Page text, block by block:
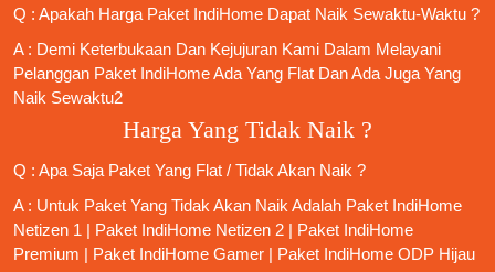
Q : Apakah Harga Paket IndiHome Dapat Naik Sewaktu-Waktu ?
A : Demi Keterbukaan Dan Kejujuran Kami Dalam Melayani
Pelanggan Paket IndiHome Ada Yang Flat Dan Ada Juga Yang
Naik Sewaktu2
Harga Yang Tidak Naik ?
Q : Apa Saja Paket Yang Flat / Tidak Akan Naik ?
A : Untuk Paket Yang Tidak Akan Naik Adalah Paket IndiHome
Netizen 1 | Paket IndiHome Netizen 2 | Paket IndiHome
Premium | Paket IndiHome Gamer | Paket IndiHome ODP Hijau